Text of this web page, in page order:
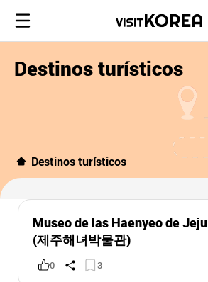
Destinos turísticos
Destinos turísticos
Museo de las Haenyeo de Jeju
(제주해녀박물관)
0 3